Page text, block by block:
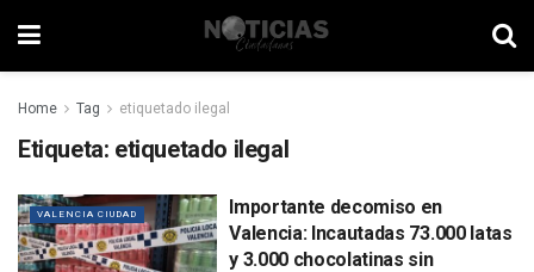
Home Tag etiquetado ilegal
Etiqueta: etiquetado ilegal
VALENCIA CIUDAD
Importante decomiso en
Valencia: Incautadas 73.000 latas
y 3.000 chocolatinas sin